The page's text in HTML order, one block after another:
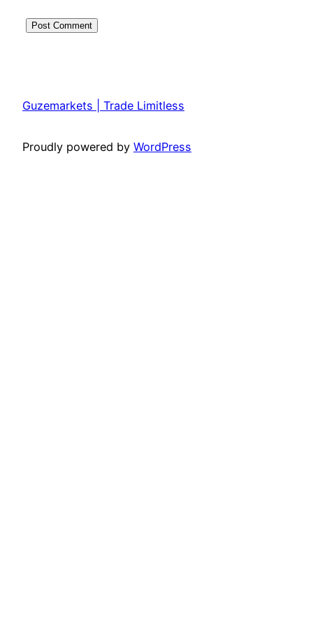
Guzemarkets | Trade Limitless
Proudly powered by WordPress